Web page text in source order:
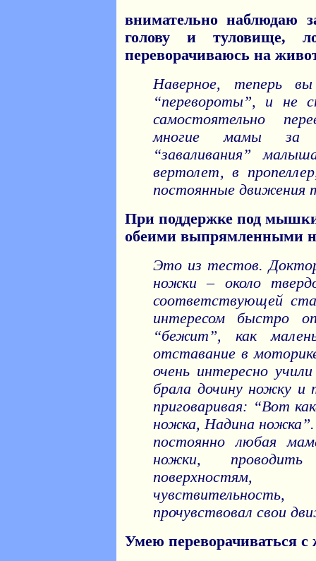
внимательно наблюдаю
голову и туловище,
переворачиваюсь на
Наверное, теперь
“перевороты”, и не
самостоятельно
многие мамы за
“заваливания”
вертолет, в
постоянные движения
При поддержке под
обеими выпрямленными
Это из тестов.
ножки – около
соответствующей
интересом быстро
“бежит”, как
отставание в
очень интересно
брала дочину ножку и
приговаривая: “Вот
ножка, Надина
постоянно любая
ножки,
поверхностям,
прочувствовал свои
Умею переворачиваться с